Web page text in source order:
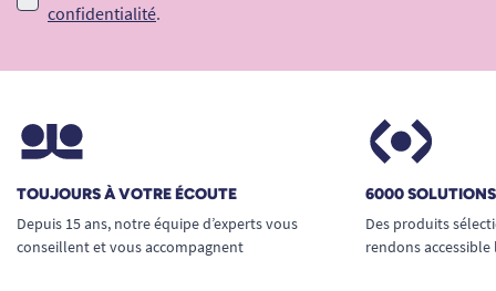
confidentialité.
TOUJOURS À VOTRE ÉCOUTE
Depuis 15 ans, notre équipe d’experts vous
conseillent et vous accompagnent
6000
Des produits
rendons